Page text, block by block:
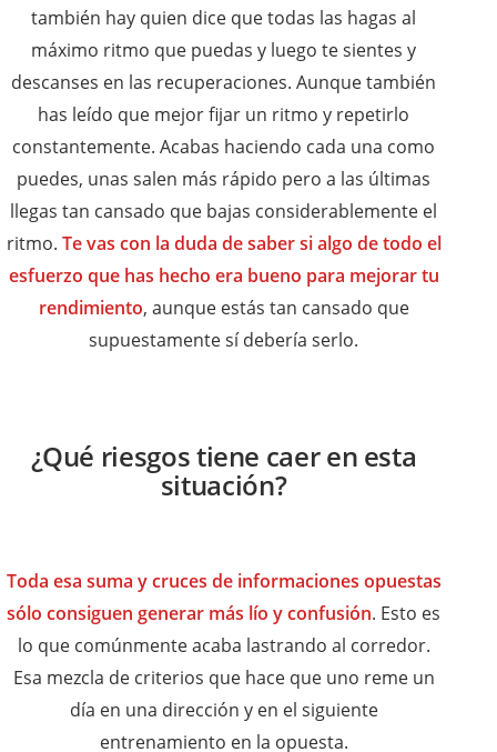
también hay quien dice que todas las hagas al
máximo ritmo que puedas y luego te sientes y
descanses en las recuperaciones. Aunque también
has leído que mejor fijar un ritmo y repetirlo
constantemente. Acabas haciendo cada una como
puedes, unas salen más rápido pero a las últimas
llegas tan cansado que bajas considerablemente el
ritmo. Te vas con la duda de saber si algo de todo el
esfuerzo que has hecho era bueno para mejorar tu
rendimiento, aunque estás tan cansado que
supuestamente sí debería serlo.
¿Qué riesgos tiene caer en esta
situación?
Toda esa suma y cruces de informaciones opuestas
sólo consiguen generar más lío y confusión. Esto es
lo que comúnmente acaba lastrando al corredor.
Esa mezcla de criterios que hace que uno reme un
día en una dirección y en el siguiente
entrenamiento en la opuesta.